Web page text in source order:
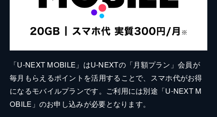
「U-NEXT MOBILE」はU-NEXTの「月額プラン」会員が
毎月もらえるポイントを活用することで、スマホ代がお得
になるモバイルプランです。ご利用には別途「U-NEXT M
OBILE」のお申し込みが必要となります。